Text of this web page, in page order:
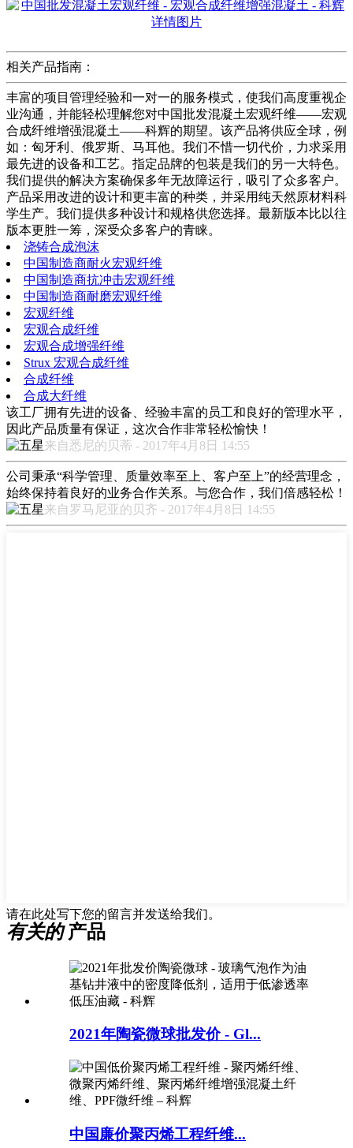
相关产品指南：
丰富的项目管理经验和一对一的服务模式，使我们高度重视企
业沟通，并能轻松理解您对中国批发混凝土宏观纤维——宏观
合成纤维增强混凝土——科辉的期望。该产品将供应全球，例
如：匈牙利、俄罗斯、马耳他。我们不惜一切代价，力求采用
最先进的设备和工艺。指定品牌的包装是我们的另一大特色。
我们提供的解决方案确保多年无故障运行，吸引了众多客户。
产品采用改进的设计和更丰富的种类，并采用纯天然原材料科
学生产。我们提供多种设计和规格供您选择。最新版本比以往
版本更胜一筹，深受众多客户的青睐。
浇铸合成泡沫
中国制造商耐火宏观纤维
中国制造商抗冲击宏观纤维
中国制造商耐磨宏观纤维
宏观纤维
宏观合成纤维
宏观合成增强纤维
Strux 宏观合成纤维
合成纤维
合成大纤维
该工厂拥有先进的设备、经验丰富的员工和良好的管理水平，
因此产品质量有保证，这次合作非常轻松愉快！
来自悉尼的贝蒂 - 2017年4月8日 14:55
公司秉承“科学管理、质量效率至上、客户至上”的经营理念，
始终保持着良好的业务合作关系。与您合作，我们倍感轻松！
来自罗马尼亚的贝齐 - 2017年4月8日 14:55
请在此处写下您的留言并发送给我们。
有关的产品
2021年陶瓷微球批发价 - Gl...
中国廉价聚丙烯工程纤维...